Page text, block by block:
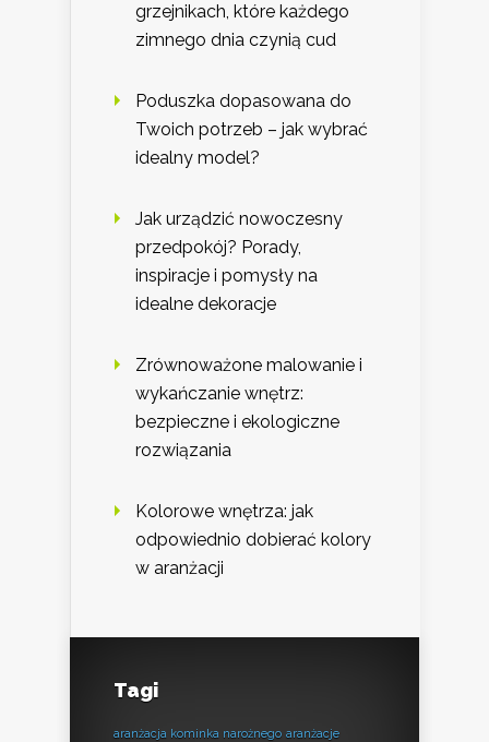
grzejnikach, które każdego
zimnego dnia czynią cud
Poduszka dopasowana do
Twoich potrzeb – jak wybrać
idealny model?
Jak urządzić nowoczesny
przedpokój? Porady,
inspiracje i pomysły na
idealne dekoracje
Zrównoważone malowanie i
wykańczanie wnętrz:
bezpieczne i ekologiczne
rozwiązania
Kolorowe wnętrza: jak
odpowiednio dobierać kolory
w aranżacji
Tagi
aranżacja kominka narożnego aranżacje